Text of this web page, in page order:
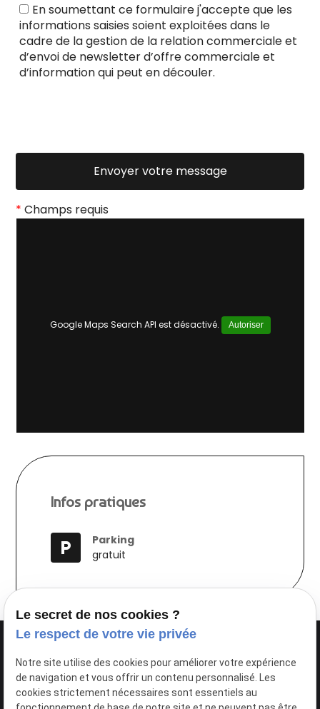
En soumettant ce formulaire j'accepte que les
informations saisies soient exploitées dans le
cadre de la gestion de la relation commerciale et
d’envoi de newsletter d’offre commerciale et
d’information qui peut en découler.
* Champs requis
Google Maps Search API est désactivé. Autoriser
Infos pratiques
local_parking
Parking
gratuit
Le secret de nos cookies ?
Le respect de votre vie privée
Notre site utilise des cookies pour améliorer votre expérience
de navigation et vous offrir un contenu personnalisé. Les
cookies strictement nécessaires sont essentiels au